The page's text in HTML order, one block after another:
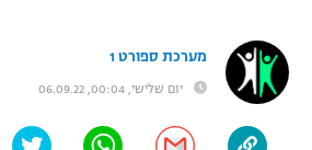
"מעל הליגה" – פודקאסט
בני יהודה
היאבקות WWE
אופניים
מערכת ספורט 1
יום שלישי, 00:04, 06.09.22